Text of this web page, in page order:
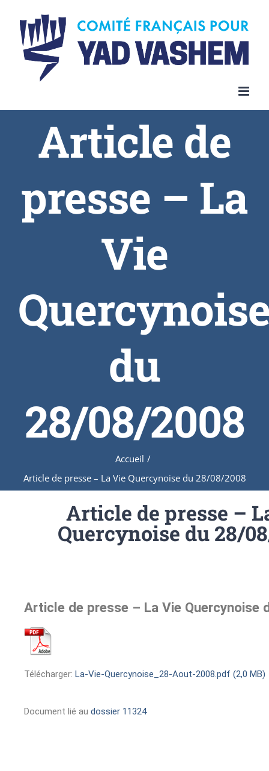
Article de
presse – La
Vie
du
28/08/2008
Accueil /
Article de presse – La Vie Quercynoise du 28/08/2008
Article de presse –
Quercynoise du 28/
Article de presse – La Vie Quercynoise
Télécharger: La-Vie-Quercynoise_28-Aout-2008.pdf (2,0 MB)
Document lié au dossier 11324